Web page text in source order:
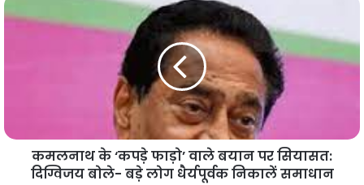
कमलनाथ के ‘कपड़े फाड़ो’ वाले बयान पर सियासत:
दिग्विजय बोले- बड़े लोग धैर्यपूर्वक निकालें समाधान